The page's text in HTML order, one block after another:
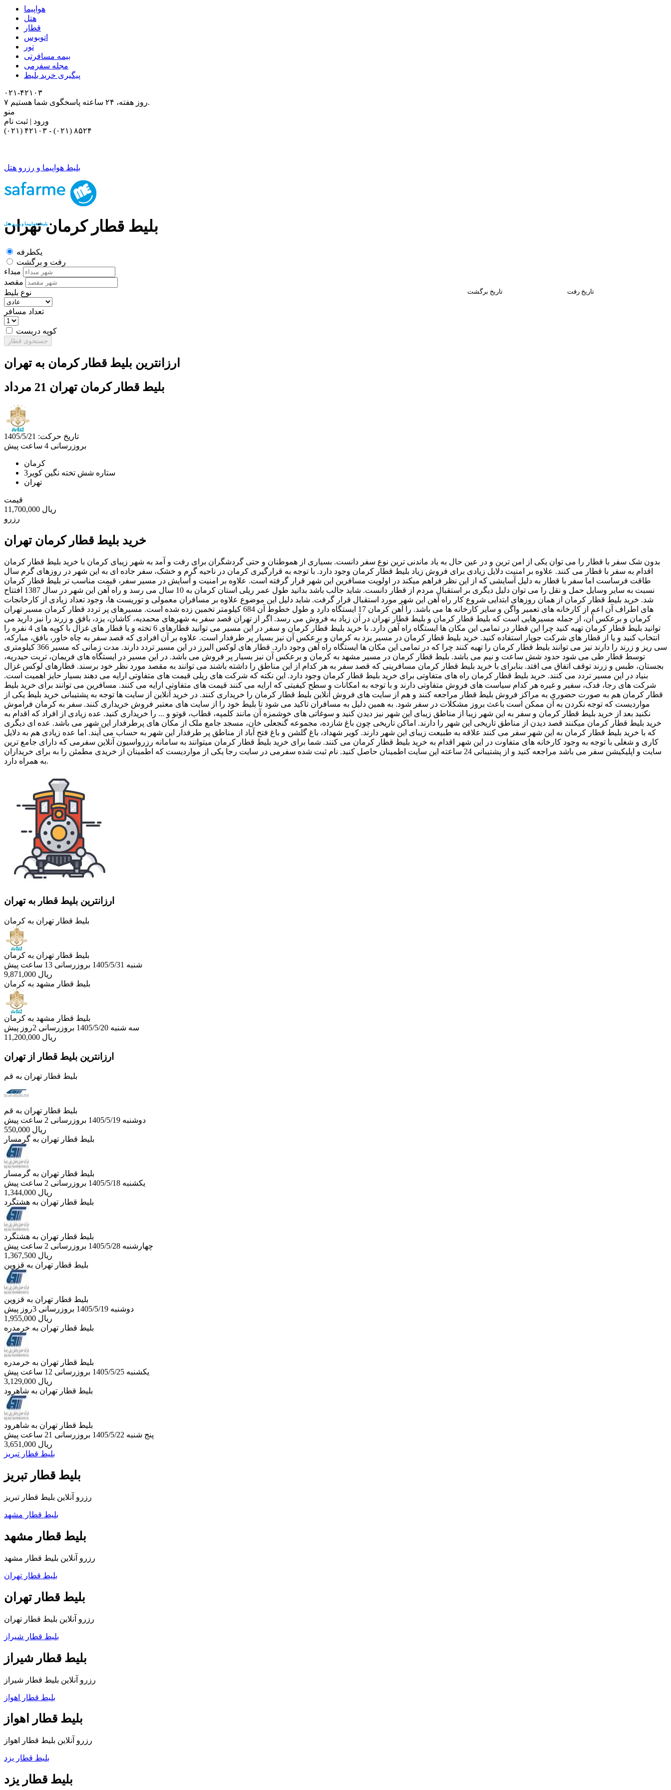
هواپیما
هتل
قطار
اتوبوس
تور
بیمه مسافرتی
مجله سفرمی
پیگیری خرید بلیط
۰۲۱-۴٢١٠٣
۷ روز هفته، ۲۴ ساعته پاسخگوی شما هستیم.
منو
ورود | ثبت نام
- (۰۲۱) ۸۵۲۴
بلیط هواپیما و رزرو هتل
بلیط هواپیما و رزرو هتل
بلیط قطار کرمان تهران
یکطرفه
رفت و برگشت
مبداء
مقصد
تاریخ رفت تاریخ برگشت نوع بلیط
تعداد مسافر
کوپه دربست
جستجوی قطار
ارزانترین بلیط قطار کرمان به تهران
بلیط قطار کرمان تهران 21 مرداد
تاریخ حرکت: 1405/5/21
بروزرسانی 4 ساعت پیش
کرمان
3ستاره شش تخته نگين كوير
تهران
قیمت
11,700,000 ریال
رزرو
خرید بلیط قطار کرمان تهران
بدون شک سفر با قطار را می توان یکی از امن ترین و در عین حال به یاد ماندنی ترین نوع سفر دانست. بسیاری از هموطنان و حتی گردشگران برای رفت و آمد به شهر زیبای کرمان با خرید بلیط قطار کرمان
اقدام به سفر با قطار می کنند. علاوه بر امنیت دلایل زیادی برای فروش زیاد بلیط قطار کرمان وجود دارد. با توجه به قرارگیری کرمان در ناحیه گرم و خشک، سفر جاده ای به این شهر در روزهای گرم سال
طاقت فرساست اما سفر با قطار به دلیل آسایشی که از این نظر فراهم میکند در اولویت مسافرین این شهر قرار گرفته است. علاوه بر امنیت و آسایش در مسیر سفر، قیمت مناسب تر بلیط قطار کرمان
نسبت به سایر وسایل حمل و نقل را می توان دلیل دیگری بر استقبال مردم از قطار دانست. شاید جالب باشد بدانید طول عمر ریلی استان کرمان به 10 سال می رسد و راه آهن این شهر در سال 1387 افتتاح
شد. خرید بلیط قطار کرمان از همان روزهای ابتدایی شروع کار راه آهن این شهر مورد استقبال قرار گرفت. شاید دلیل این موضوع علاوه بر مسافران معمولی و توریست ها، وجود تعداد زیادی از کارخانجات
های اطراف آن اعم از کارخانه های تعمیر واگن و سایر کارخانه ها می باشد. را آهن کرمان 17 ایستگاه دارد و طول خطوط آن 684 کیلومتر تخمین زده شده است. مسیرهای پر تردد قطار کرمان مسیر تهران
کرمان و برعکس آن، از جمله مسیرهایی است که بلیط قطار کرمان و بلیط قطار تهران در آن زیاد به فروش می رسد. اگر از تهران قصد سفر به شهرهای محمدیه، کاشان، یزد، بافق و زرند را نیز دارید می
توانید بلیط قطار کرمان تهیه کنید چرا این قطار در تمامی این مکان ها ایستگاه راه آهن دارد. با خرید بلیط قطار کرمان و سفر در این مسیر می توانید قطارهای 6 تخته و یا قطار های غزال با کوپه های 4 نفره را
انتخاب کنید و یا از قطار های شرکت جوپار استفاده کنید. خرید بلیط قطار کرمان در مسیر یزد به کرمان و برعکس آن نیز بسیار پر طرفدار است. علاوه بر آن افرادی که قصد سفر به چاه خاور، بافق، مبارکه،
سی ریز و زرند را دارند نیز می توانند بلیط قطار کرمان را تهیه کنند چرا که در تمامی این مکان ها ایستگاه راه آهن وجود دارد. قطار های لوکس البرز در این مسیر تردد دارند. مدت زمانی که مسیر 366 کیلومتری
توسط قطار طی می شود حدود شش ساعت و نیم می باشد. بلیط قطار کرمان در مسیر مشهد به کرمان و برعکس آن نیز بسیار پر فروش می باشد. در این مسیر در ایستگاه های فریمان، تربت حیدریه،
بجستان، طبس و زرند توقف اتفاق می افتد. بنابرای با خرید بلیط قطار کرمان مسافرینی که قصد سفر به هر کدام از این مناطق را داشته باشند می توانند به مقصد مورد نظر خود برسند. قطارهای لوکس غزال
بنیاد در این مسیر تردد می کنند. خرید بلیط قطار کرمان راه های متفاوتی برای خرید بلیط قطار کرمان وجود دارد. این نکته که شرکت های ریلی قیمت های متفاوتی ارایه می دهند بسیار حایز اهمیت است.
شرکت های رجا، فدک، سفیر و غیره هر کدام سیاست های فروش متفاوتی دارند و با توجه به امکانات و سطح کیفیتی که ارایه می کنند قیمت های متفاوتی ارایه می کنند. مسافرین می توانند برای خرید بلیط
قطار کرمان هم به صورت حضوری به مراکز فروش بلیط قطار مراجعه کنند و هم از سایت های فروش آنلاین بلیط قطار کرمان را خریداری کنند. در خرید آنلاین از سایت ها توجه به پشتیبانی خرید بلیط یکی از
مواردیست که توجه نکردن به آن ممکن است باعث بروز مشکلات در سفر شود. به همین دلیل به مسافران تاکید می شود تا بلیط خود را از سایت های معتبر فروش خریداری کنند. سفر به کرمان فراموش
نکنید بعد از خرید بلیط قطار کرمان و سفر به این شهر زیبا از مناطق زیبای این شهر نیز دیدن کنید و سوغاتی های خوشمزه آن مانند کلمپه، قطاب، قوتو و ... را خریداری کنید. عده زیادی از افراد که اقدام به
خرید بلیط قطار کرمان میکنند قصد دیدن از مناطق تاریخی این شهر را دارند. اماکن تاریخی چون باغ شازده، مجموعه گنجعلی خان، مسجد جامع ملک از مکان های پرطرفدار این شهر می باشد. عده ای دیگری
که با خرید بلیط قطار کرمان به این شهر سفر می کنند علاقه به طبیعت زیبای این شهر دارند. کویر شهداد، باغ گلشن و باغ فتح آباد از مناطق پر طرفدار این شهر به حساب می آیند. اما عده زیادی هم به دلایل
کاری و شغلی با توجه به وجود کارخانه های متفاوت در این شهر اقدام به خرید بلیط قطار کرمان می کنند. شما برای خرید بلیط قطار کرمان میتوانند به سامانه رزرواسیون آنلاین سفرمی که دارای جامع ترین
سایت و اپلیکیشن سفر می باشد مراجعه کنید و از پشتیبانی 24 ساعته این سایت اطمینان حاصل کنید. نام ثبت شده سفرمی در سایت رجا یکی از مواردیست که اطمینان از خریدی مطمئن را به برای خریداران
به همراه دارد.
ارزانترین بلیط قطار به تهران
بلیط قطار تهران به کرمان
بلیط قطار تهران به کرمان
شنبه 1405/5/31
بروزرسانی 13 ساعت پیش
9,871,000 ریال
بلیط قطار مشهد به کرمان
بلیط قطار مشهد به کرمان
سه شنبه 1405/5/20
بروزرسانی 2روز پیش
11,200,000 ریال
ارزانترین بلیط قطار از تهران
بلیط قطار تهران به قم
بلیط قطار تهران به قم
دوشنبه 1405/5/19
بروزرسانی 2 ساعت پیش
550,000 ریال
بلیط قطار تهران به گرمسار
بلیط قطار تهران به گرمسار
یکشنبه 1405/5/18
بروزرسانی 2 ساعت پیش
1,344,000 ریال
بلیط قطار تهران به هشتگرد
بلیط قطار تهران به هشتگرد
چهارشنبه 1405/5/28
بروزرسانی 2 ساعت پیش
1,367,500 ریال
بلیط قطار تهران به قزوین
بلیط قطار تهران به قزوین
دوشنبه 1405/5/19
بروزرسانی 3روز پیش
1,955,000 ریال
بلیط قطار تهران به خرمدره
بلیط قطار تهران به خرمدره
یکشنبه 1405/5/25
بروزرسانی 12 ساعت پیش
3,129,000 ریال
بلیط قطار تهران به شاهرود
بلیط قطار تهران به شاهرود
پنج شنبه 1405/5/22
بروزرسانی 21 ساعت پیش
3,651,000 ریال
بلیط قطار تبریز
بلیط قطار تبریز
رزرو آنلاین بلیط قطار تبریز
بلیط قطار مشهد
بلیط قطار مشهد
رزرو آنلاین بلیط قطار مشهد
بلیط قطار تهران
بلیط قطار تهران
رزرو آنلاین بلیط قطار تهران
بلیط قطار شیراز
بلیط قطار شیراز
رزرو آنلاین بلیط قطار شیراز
بلیط قطار اهواز
بلیط قطار اهواز
رزرو آنلاین بلیط قطار اهواز
بلیط قطار یزد
بلیط قطار یزد